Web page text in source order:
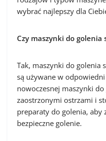
wybrać najlepszy dla
Czy maszynki do golenia
Tak, maszynki do golenia
są używane w
nowoczesnej maszynki
zaostrzonymi ostrzami i
preparaty do golenia, aby
bezpieczne golenie.